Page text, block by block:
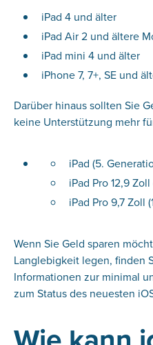
iPad 4 und älter
iPad Air 2 und ältere
iPad mini 4 und älter
iPhone 7, 7+, SE und
Darüber hinaus sollten Sie
keine Unterstützung mehr
iPad (5.
iPad Pro 12,9
iPad Pro 9,7 Zoll
Wenn Sie Geld sparen
Langlebigkeit legen, finden
Informationen zur minimal
zum Status des neuesten